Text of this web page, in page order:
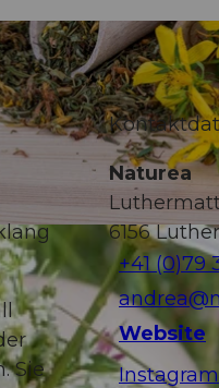
Sie
Naturea
6156
+41 (0)79
Website
Instagram